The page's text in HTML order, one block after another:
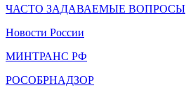
ЧАСТО ЗАДАВАЕМЫЕ ВОПРОСЫ
Новости России
МИНТРАНС РФ
РОСОБРНАДЗОР